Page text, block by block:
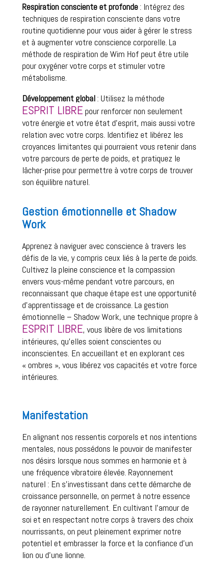
Respiration consciente et profonde : Intégrez des
techniques de respiration consciente dans votre
routine quotidienne pour vous aider à gérer le stress
et à augmenter votre conscience corporelle. La
méthode de respiration de Wim Hof peut être utile
pour oxygéner votre corps et stimuler votre
métabolisme.
Développement global
ESPRIT LIBRE pour renforcer non seulement
votre énergie et votre état d’esprit, mais aussi votre
relation avec votre corps. Identifiez et libérez les
croyances limitantes qui pourraient vous retenir dans
votre parcours de perte de poids, et pratiquez le
lâcher-prise pour permettre à votre corps de trouver
son équilibre naturel.
Gestion émotionnelle et Shadow
Work
Apprenez à naviguer avec conscience à travers les
défis de la vie, y compris ceux liés à la perte de poids.
Cultivez la pleine conscience et la compassion
envers vous-même pendant votre parcours, en
reconnaissant que chaque étape est une opportunité
d’apprentissage et de croissance. La gestion
ESPRIT LIBRE, vous libère de vos limitations
intérieures, qu’elles soient conscientes ou
inconscientes. En accueillant et en explorant ces
« ombres », vous libérez vos capacités et votre force
intérieures.
Manifestation
En alignant nos ressentis corporels et nos intentions
mentales, nous possédons le pouvoir de manifester
nos désirs lorsque nous sommes en harmonie et à
une fréquence vibratoire élevée. Rayonnement
naturel : En s’investissant dans cette démarche de
croissance personnelle, on permet à notre essence
de rayonner naturellement. En cultivant l’amour de
soi et en respectant notre corps à travers des choix
nourrissants, on peut pleinement exprimer notre
potentiel et embrasser la force et la confiance d’un
lion ou d’une lionne.